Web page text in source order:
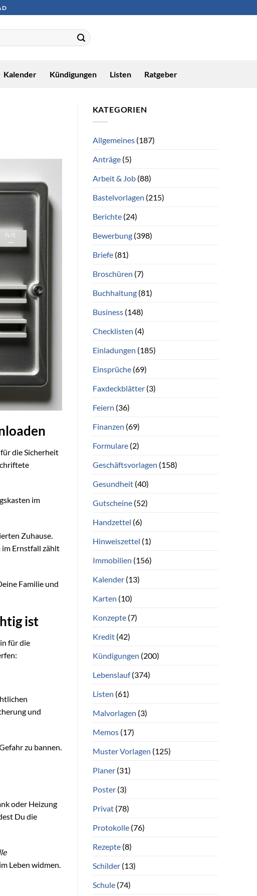
Kalender Kündigungen Listen Ratgeber
die Sicherheit
im
Zuhause.
im Ernstfall zählt
Familie und
ist
für die
und
zu bannen.
oder Heizung
Du die
Leben widmen.
KATEGORIEN
Allgemeines(187)
Anträge(5)
Arbeit & Job(88)
Bastelvorlagen (215)
Berichte(24)
Bewerbung(398)
Briefe(81)
Broschüren (7)
Buchhaltung(81)
Business(148)
Checklisten (4)
Einladungen (185)
Einsprüche(69)
Faxdeckblätter(3)
Feiern (36)
Finanzen (69)
Formulare(2)
Geschäftsvorlagen (158)
Gesundheit(40)
Gutscheine(52)
Handzettel (6)
Hinweiszettel (1)
Immobilien (156)
Kalender(13)
Karten (10)
Konzepte(7)
Kredit(42)
Kündigungen (200)
Lebenslauf(374)
Listen (61)
Malvorlagen (3)
Memos(17)
Muster Vorlagen (125)
Planer(31)
Poster(3)
Privat(78)
Protokolle(76)
Rezepte(8)
Schilder(13)
Schule(74)